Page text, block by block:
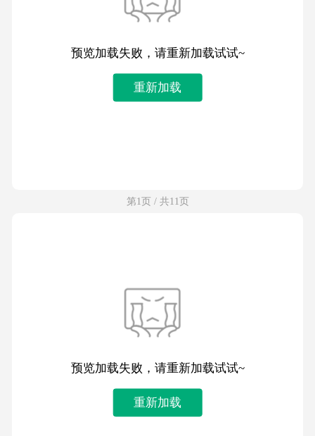
预览加载失败，请重新加载试试~
重新加载
第1页 / 共11页
预览加载失败，请重新加载试试~
重新加载